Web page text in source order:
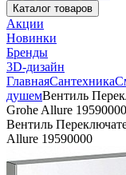
Каталог товаров
Акции
Новинки
Бренды
3D-дизайн
ГлавнаяСантехника
душемВентиль
Grohe Allure 19590000
Вентиль
Allure 19590000